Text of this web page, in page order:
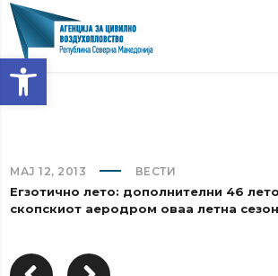
Open toolbar
МАЈ 12, 2013 ВЕСТИ
Егзотично лето: дополнителни 46
скопскиот аеродром оваа летна